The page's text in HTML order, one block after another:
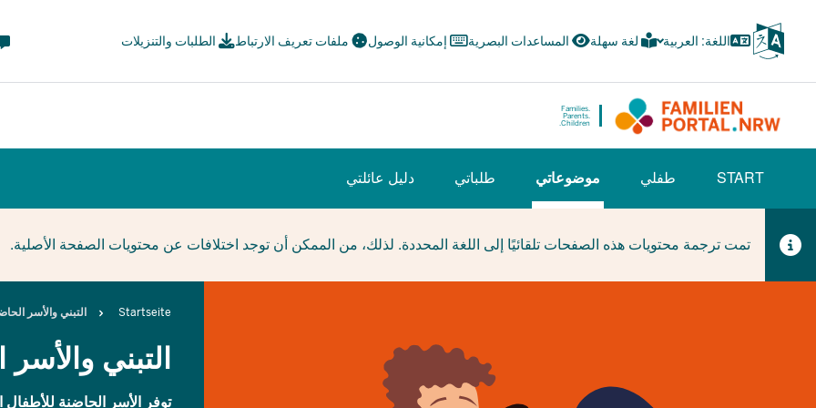
main
اللغة: العربية لغة سهلة المساعدات البصرية إمكانية الوصول ملفات تعريف الارتباط الطلبات والتنزيلات
Families.
Parents.
Children.
(BÜRGERBEREICH)
START طفلي
موضوعاتي
(CURRENT SECTION)
طلباتي دليل عائلتي
تمت ترجمة محتويات هذه الصفحات تلقائيًا إلى اللغة المحددة. لذلك، من الممكن أن توجد اختلافات عن محتويات الصفحة الأصلية.
Breadcrumb
Startseite التبني والأسر
التبني والأسر
توفر الأسر الحاضنة